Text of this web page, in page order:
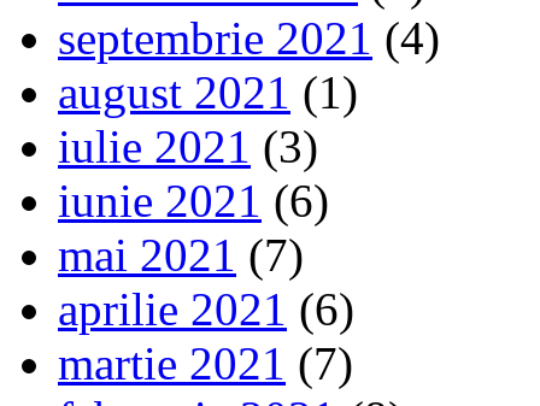
septembrie 2021 (4)
august 2021 (1)
iulie 2021 (3)
iunie 2021 (6)
mai 2021 (7)
aprilie 2021 (6)
martie 2021 (7)